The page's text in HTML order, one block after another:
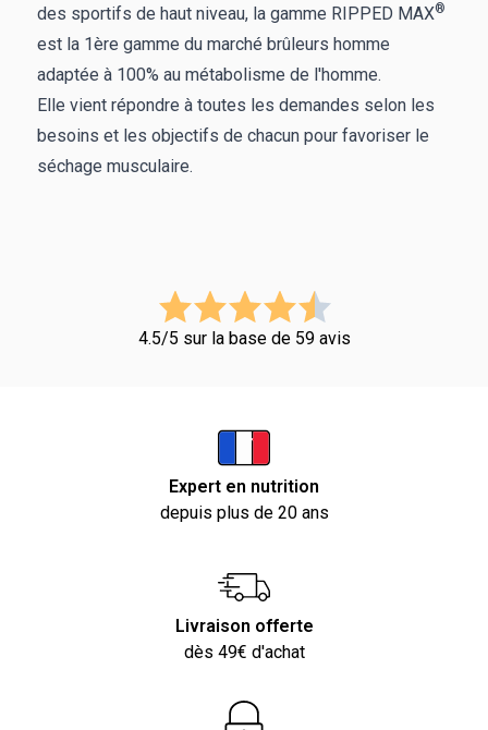
des sportifs de haut niveau, la gamme RIPPED MAX®
est la 1ère gamme du marché brûleurs homme
adaptée à 100% au métabolisme de l'homme.
Elle vient répondre à toutes les demandes selon les
besoins et les objectifs de chacun pour favoriser le
séchage musculaire.
4.5/5 sur la base de 59 avis
Expert en nutrition
depuis plus de 20 ans
Livraison offerte
dès 49€ d'achat